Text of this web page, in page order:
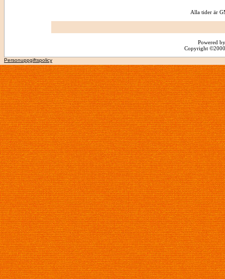
Alla tider är
Powered
Copyright
Personuppgiftspolicy